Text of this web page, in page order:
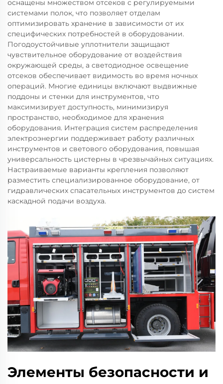
оснащены множеством отсеков с регулируемыми
системами полок, что позволяет отделам
оптимизировать хранение в зависимости от их
специфических потребностей в оборудовании.
Погодоустойчивые уплотнители защищают
чувствительное оборудование от воздействия
окружающей среды, а светодиодное освещение
отсеков обеспечивает видимость во время ночных
операций. Многие единицы включают выдвижные
поддоны и стенки для инструментов, что
максимизирует доступность, минимизируя
пространство, необходимое для хранения
оборудования. Интеграция систем распределения
электроэнергии поддерживает работу различных
инструментов и светового оборудования, повышая
универсальность цистерны в чрезвычайных ситуациях.
Настраиваемые варианты крепления позволяют
разместить специализированное оборудование, от
гидравлических спасательных инструментов до систем
каскадной подачи воздуха.
Элементы безопасности и